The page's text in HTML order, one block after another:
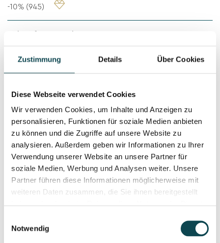
Zustimmung Details Über Cookies
Diese Webseite verwendet Cookies
Wir verwenden Cookies, um Inhalte und Anzeigen zu
personalisieren, Funktionen für soziale Medien anbieten
zu können und die Zugriffe auf unsere Website zu
analysieren. Außerdem geben wir Informationen zu Ihrer
Verwendung unserer Website an unsere Partner für
soziale Medien, Werbung und Analysen weiter. Unsere
Partner führen diese Informationen möglicherweise mit
weiteren Daten zusammen, die Sie ihnen bereitgestellt
Notwendig
-10% (945)
Deluxe face & neck
-10% (1’215)
500
-10% (1’350)
Wet Diamond additional option to Basic, Premium
oder Deluxe
+50
-10% (135)
price